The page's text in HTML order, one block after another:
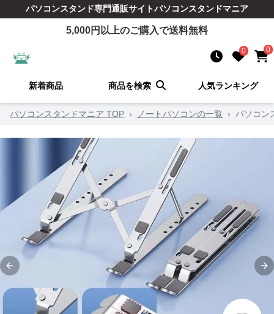
パソコンスタンド専門通販サイトパソコンスタンドマニア
5,000円以上のご購入で送料無料
0 0
新着商品 商品を検索 人気ランキング
パソコンスタンドマニア TOP › ノートパソコンの一覧 › パソコン
Previous slide